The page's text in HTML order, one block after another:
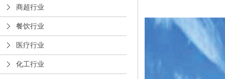
商超行业
餐饮行业
医疗行业
化工行业